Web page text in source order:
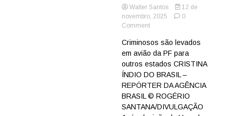
Walter Santos
12 de
novembro, 2025
0
Commenton
do
Comando
Vermelho
são
para
presídios
federais
Criminosos são levados
em avião da PF para
outros estados CRISTINA
ÍNDIO DO BRASIL –
REPÓRTER DA AGÊNCIA
BRASIL © ROGÉRIO
SANTANA/DIVULGAÇÃO